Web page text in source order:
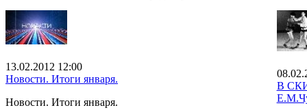
13.02.2012 12:00
Новости. Итоги января.
Новости. Итоги января.
В